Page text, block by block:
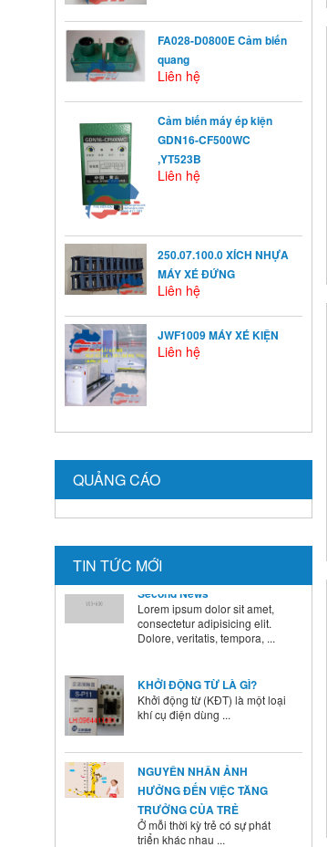
FA028-D0800E Cảm biến
quang
Liên hệ
Cảm biến máy ép kiện
GDN16-CF500WC
,YT523B
Liên hệ
250.07.100.0 XÍCH NHỰA
MÁY XÉ ĐỨNG
Liên hệ
JWF1009 MÁY XÉ KIỆN
Liên hệ
QUẢNG CÁO
TIN TỨC MỚI
KHỞI ĐỘNG TỪ LÀ GÌ?
Khởi động từ (KĐT) là một loại
khí cụ điện dùng ...
NGUYÊN NHÂN ẢNH
HƯỞNG ĐẾN VIỆC TĂNG
Ở mỗi thời kỳ trẻ có sự phát
triển khác nhau ...
SINH Ở TRẺ
Là cha mẹ ai cũng mong
muốn con mình lớn lên ...
HƯỚNG DẪN CAI SỮA CHO
BIẾT
Theo các chuyên gia dinh
Second News
Lorem ipsum dolor sit amet,
consectetur adipisicing elit.
Dolore, veritatis, tempora, ...
khí cụ điện dùng ...
HƯỞNG ĐẾN VIỆC TĂNG
TRƯỞNG CỦA TRẺ
Ở mỗi thời kỳ trẻ có sự phát
triển khác nhau ...